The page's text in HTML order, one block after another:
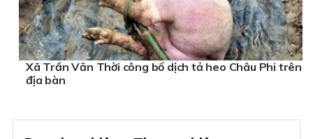
Xã Trần Văn Thời công bố dịch tả heo Châu Phi trên
địa bàn